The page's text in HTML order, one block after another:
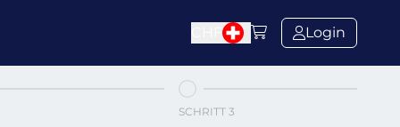
Login
SCHRITT 3